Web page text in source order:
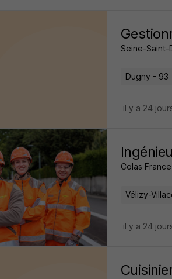
Seine-Saint-
Dugny - 93
il y a 24
Colas France
Vélizy-
il y a 24